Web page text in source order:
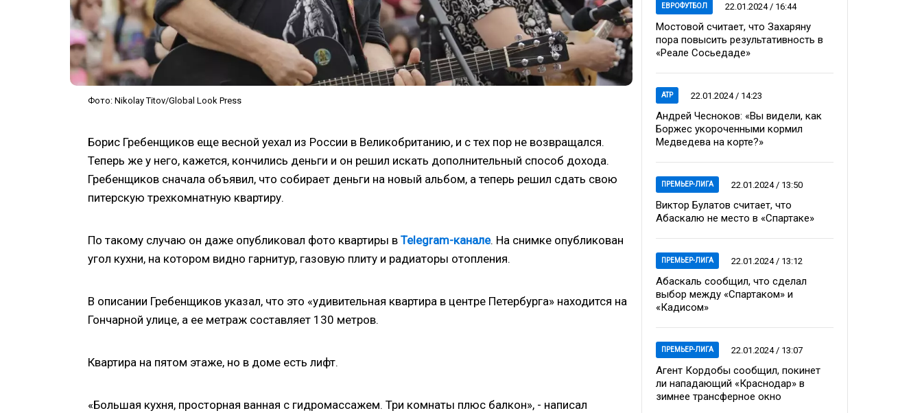
Фото: Nikolay Titov/Global Look Press
Борис Гребенщиков еще весной уехал из России в Великобританию, и с тех пор не возвращался.
Теперь же у него, кажется, кончились деньги и он решил искать дополнительный способ дохода.
Гребенщиков сначала объявил, что собирает деньги на новый альбом, а теперь решил сдать свою
питерскую трехкомнатную квартиру.
По такому случаю он даже опубликовал фото квартиры в Telegram-канале. На снимке опубликован
угол кухни, на котором видно гарнитур, газовую плиту и радиаторы отопления.
В описании Гребенщиков указал, что это «удивительная квартира в центре Петербурга» находится на
Гончарной улице, а ее метраж составляет 130 метров.
Квартира на пятом этаже, но в доме есть лифт.
«Большая кухня, просторная ванная с гидромассажем. Три комнаты плюс балкон», - написал
ЕВРОФУТБОЛ 22.01.2024 / 16:44
Мостовой считает, что Захаряну
пора повысить результативность в
«Реале Сосьедаде»
ATP 22.01.2024 / 14:23
Андрей Чесноков: «Вы видели, как
Боржес укороченными кормил
Медведева на корте?»
ПРЕМЬЕР-ЛИГА 22.01.2024 / 13:50
Виктор Булатов считает, что
Абаскалю не место в «Спартаке»
ПРЕМЬЕР-ЛИГА 22.01.2024 / 13:12
Абаскаль сообщил, что сделал
выбор между «Спартаком» и
«Кадисом»
ПРЕМЬЕР-ЛИГА 22.01.2024 / 13:07
Агент Кордобы сообщил, покинет
ли нападающий «Краснодар» в
зимнее трансферное окно